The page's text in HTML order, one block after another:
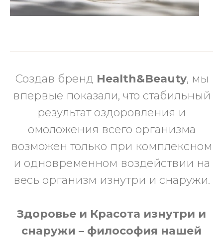
Создав бренд Health&Beauty, мы
впервые показали, что стабильный
результат оздоровления и
омоложения всего организма
возможен только при комплексном
и одновременном воздействии на
весь организм изнутри и снаружи.
Здоровье и Красота изнутри и
снаружи – философия нашей